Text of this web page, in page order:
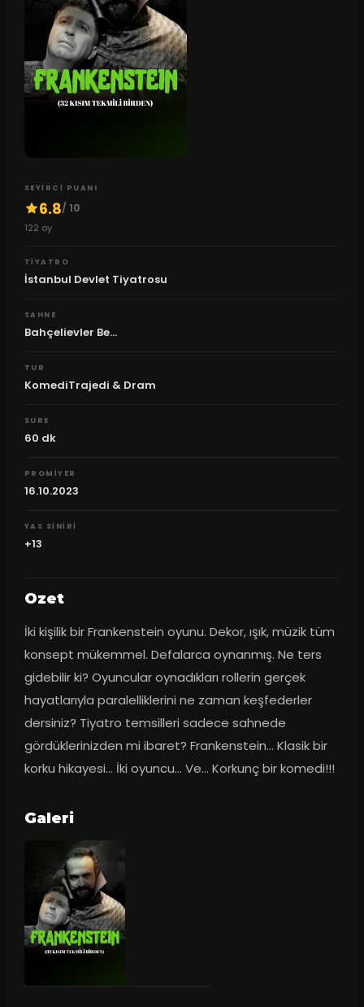
SEYIRCI PUANI
6.8/ 10
122 oy
TIYATRO
İstanbul Devlet Tiyatrosu
SAHNE
Bahçelievler Be...
TUR
KomediTrajedi & Dram
SURE
60 dk
PROMIYER
16.10.2023
YAS SINIRI
+13
Ozet
İki kişilik bir Frankenstein oyunu. Dekor, ışık, müzik tüm
konsept mükemmel. Defalarca oynanmış. Ne ters
gidebilir ki? Oyuncular oynadıkları rollerin gerçek
hayatlarıyla paralelliklerini ne zaman keşfederler
dersiniz? Tiyatro temsilleri sadece sahnede
gördüklerinizden mi ibaret? Frankenstein… Klasik bir
korku hikayesi… İki oyuncu… Ve… Korkunç bir komedi!!!
Galeri